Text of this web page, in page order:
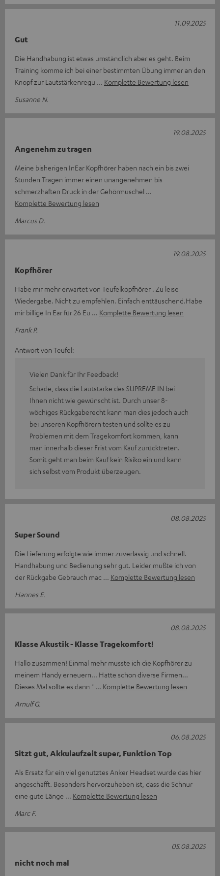
Gut
Die Handhabung ist etwas umständlich aber es geht. Beim
Training komme ich bei einer bestimmten Übung immer an den
Knopf zur Lautstärkenregu
Komplette Bewertung lesen
Susanne N.
11.09.2025
Angenehm zu tragen
Meine bisherigen InEar Kopfhörer haben nach ein bis zwei
Stunden Tragen immer einen unangenehmen bis
schmerzhaften Druck in der Gehörmuschel
Komplette Bewertung lesen
Marcus D.
19.08.2025
Kopfhörer
Habe mir mehr erwartet von Teufelkopfhörer . Zu leise
Wiedergabe. Nicht zu empfehlen. Einfach enttäuschend.Habe
mir billige In Ear für 26 Eu
Komplette Bewertung lesen
Frank P.
19.08.2025
Antwort von Teufel:
Vielen Dank für Ihr Feedback!
Schade, dass die Lautstärke des SUPREME IN bei
Ihnen nicht wie gewünscht ist. Durch unser 8-
wöchiges Rückgaberecht kann man dies jedoch auch
bei unseren Kopfhörern testen und sollte es zu
Problemen mit dem Tragekomfort kommen, kann
man innerhalb dieser Frist vom Kauf zurücktreten.
Somit geht man beim Kauf kein Risiko ein und kann
sich selbst vom Produkt überzeugen.
Super Sound
Die Lieferung erfolgte wie immer zuverlässig und schnell.
Handhabung und Bedienung sehr gut. Leider mußte ich von
der Rückgabe Gebrauch mac
Komplette Bewertung lesen
Hannes E.
08.08.2025
Klasse Akustik - Klasse Tragekomfort!
Hallo zusammen! Einmal mehr musste ich die Kopfhörer zu
meinem Handy erneuern... Hatte schon diverse Firmen...
Dieses Mal sollte es dann "
Komplette Bewertung lesen
Arnulf G.
08.08.2025
Sitzt gut, Akkulaufzeit super, Funktion Top
Als Ersatz für ein viel genutztes Anker Headset wurde das hier
angeschafft. Besonders hervorzuheben ist, dass die Schnur
eine gute Länge
Komplette Bewertung lesen
Marc F.
06.08.2025
nicht noch mal
05.08.2025